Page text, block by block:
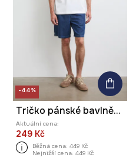
-44%
Tričko pánské bavlněné s potiskem
Aktuální cena:
249 Kč
Běžná cena: 449 Kč
Nejnižší cena: 449 Kč